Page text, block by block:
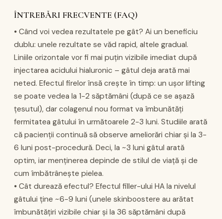
ÎNTREBĂRI FRECVENTE (FAQ)
⦁ Când voi vedea rezultatele pe gât? Ai un beneficiu
dublu: unele rezultate se văd rapid, altele gradual.
Liniile orizontale vor fi mai puțin vizibile imediat după
injectarea acidului hialuronic – gâtul deja arată mai
neted. Efectul firelor însă crește în timp: un ușor lifting
se poate vedea la 1-2 săptămâni (după ce se așază
țesutul), dar colagenul nou format va îmbunătăți
fermitatea gâtului în următoarele 2-3 luni. Studiile arată
că pacienții continuă să observe ameliorări chiar și la 3-
6 luni post-procedură. Deci, la ~3 luni gâtul arată
optim, iar menținerea depinde de stilul de viață și de
cum îmbătrânește pielea.
⦁ Cât durează efectul? Efectul filler-ului HA la nivelul
gâtului ține ~6-9 luni (unele skinboostere au arătat
îmbunătățiri vizibile chiar și la 36 săptămâni după